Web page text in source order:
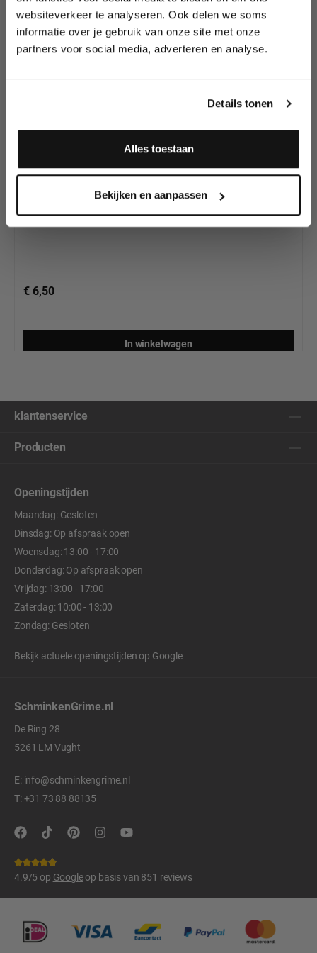
websiteverkeer te analyseren. Ook delen we soms
informatie over je gebruik van onze site met onze
partners voor social media, adverteren en analyse.
Details tonen
Alles toestaan
Bekijken en aanpassen
Essential kleuren in
ons assortiment.
Diamond FX Essential Pale Green (30gr) |
Waterschmink
€ 6,50
In winkelwagen
klantenservice
Producten
Openingstijden
Maandag: Gesloten
Dinsdag: Op afspraak open
Woensdag: 13:00 - 17:00
Donderdag: Op afspraak open
Vrijdag: 13:00 - 17:00
Zaterdag: 10:00 - 13:00
Zondag: Gesloten
Bekijk actuele openingstijden op Google
SchminkenGrime.nl
De Ring 28
5261 LM Vught
E: info@schminkengrime.nl
T:+31 73 88 88135
4.9/5 op Googleop basis van 851 reviews
tutorials, aanbiedingen, evenementen,
wedstrijden en meer.
Meld je aan en ontvang direct
Ja, ik meld me aan